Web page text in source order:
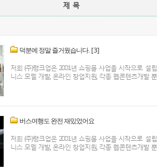
제 목
덕분에 정말 즐거웠습니다. [3]
저희 (주)랭크업은 2001년 쇼핑몰 사업을 시작으로 설
니스 모델 개발, 온라인 창업지원, 각종 웹콘텐츠개발
버스여행도 완전 재밌었어요
저희 (주)랭크업은 2001년 쇼핑몰 사업을 시작으로 설
니스 모델 개발, 온라인 창업지원, 각종 웹콘텐츠개발